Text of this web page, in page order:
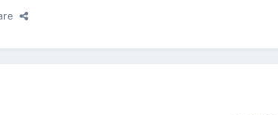
Share